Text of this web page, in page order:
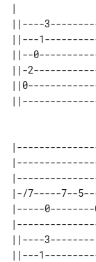
||----
||---
||--
||-
|-/7-----7--
|-----
||----
||---